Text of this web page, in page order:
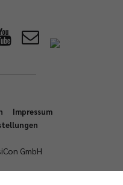
Impressum
GmbH